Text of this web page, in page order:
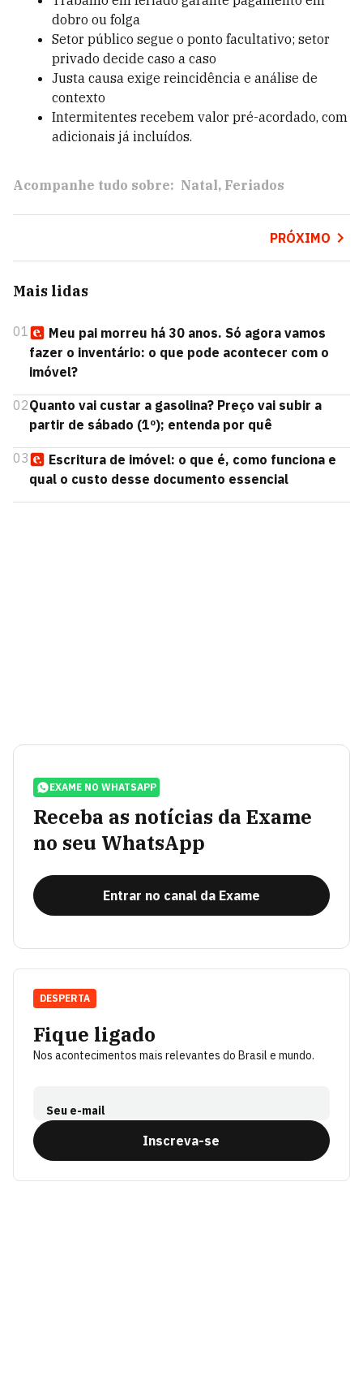
dobro ou folga
Setor público segue o ponto facultativo; setor
privado decide caso a caso
Justa causa exige reincidência e análise de
contexto
Intermitentes recebem valor pré-acordado, com
adicionais já incluídos.
Acompanhe tudo sobre: Natal Feriados
PRÓXIMO
Mais lidas
01
Meu pai morreu há 30 anos. Só agora vamos
fazer o inventário: o que pode acontecer com o
imóvel?
02Quanto vai custar a gasolina? Preço vai subir a
partir de sábado (1º); entenda por quê
03
Escritura de imóvel: o que é, como funciona e
qual o custo desse documento essencial
EXAME NO WHATSAPP
Receba as notícias da Exame
no seu WhatsApp
Entrar no canal da Exame
Fique ligado
Nos acontecimentos mais relevantes do Brasil e mundo.
Seu e-mail
Inscreva-se
DESPERTA